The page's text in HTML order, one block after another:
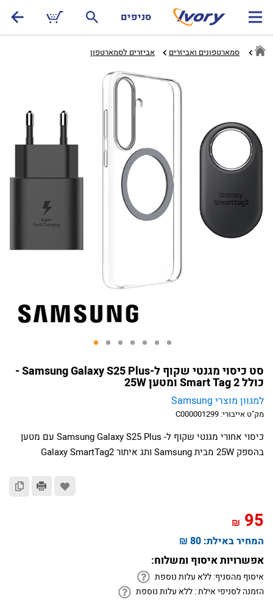
סניפים
סמארטפונים ואביזרים אביזרים לסמארטפון‏
סט כיסוי מגנטי שקוף ל-Samsung Galaxy S25 Plus -
כולל Smart Tag 2 ומטען 25W
למגוון מוצרי Samsung
מק"ט אייבורי: C000001299
כיסוי אחורי מגנטי שקוף ל- Samsung Galaxy S25 Plus עם מטען
בהספק 25W מבית Samsung ותג איתור Galaxy SmartTag2
₪
95
₪
המחיר באילת: 80 ₪
אפשרויות איסוף ומשלוח:
איסוף מהסניף:ללא עלות נוספת
הזמנה לסניפי אילת :ללא עלות נוספת